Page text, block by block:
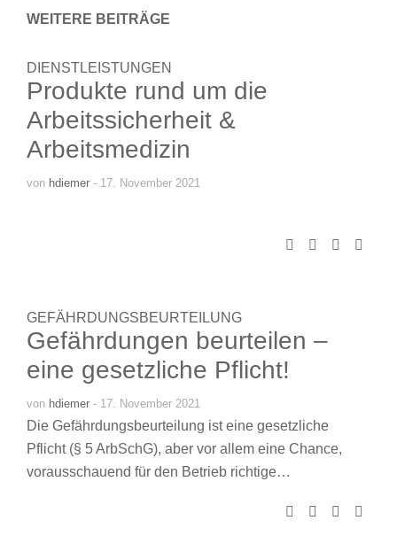
WEITERE BEITRÄGE
DIENSTLEISTUNGEN
Produkte rund um die
Arbeitssicherheit &
Arbeitsmedizin
von hdiemer - 17. November 2021
GEFÄHRDUNGSBEURTEILUNG
Gefährdungen beurteilen –
eine gesetzliche Pflicht!
von hdiemer - 17. November 2021
Die Gefährdungsbeurteilung ist eine gesetzliche
Pflicht (§ 5 ArbSchG), aber vor allem eine Chance,
vorausschauend für den Betrieb richtige…